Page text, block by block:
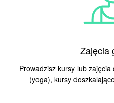
Zajęcia
Prowadzisz kursy lub
(yoga), kursy